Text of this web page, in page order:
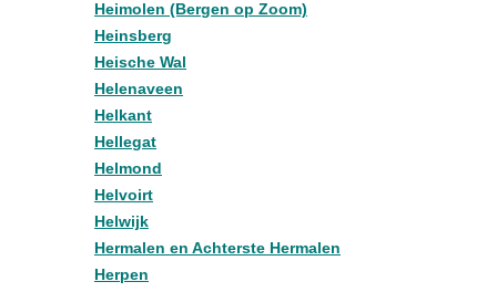
Heimolen (Bergen op Zoom)
Heinsberg
Heische Wal
Helenaveen
Helkant
Hellegat
Helmond
Helvoirt
Helwijk
Hermalen en Achterste Hermalen
Herpen